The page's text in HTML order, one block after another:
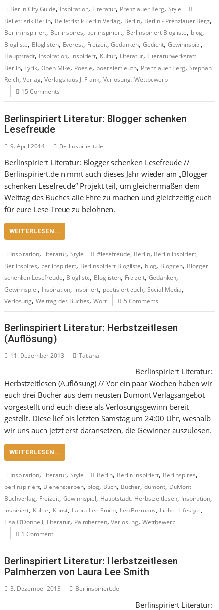
Berlin City Guide, Inspiration, Literatur, Prenzlauer Berg,Style
Belletristik Berlin, Belletristik Berlin Verlag, Berlin, Berlin - Prenzlauer Berg,
Berlin inspiriert, Berlinspires, berlinspiriert, Berlinspiriert Blogliste, blog,
Blogliste, Bloglisten, Everest, Freizeit,Gedanken,Gedicht,Gewinnspiel,
Hauptstadt, Inspiration, inspiriert, Kultur, Literatur, Literaturwerkstatt
Berlin, Lyrik,Open Mike, Poesie, poetisiert euch, Prenzlauer Berg,Stephan
Reich,Verlag,Verlagshaus J. Frank,Verlosung,Wettbewerb
15 Comments
Berlinspiriert Literatur: Blogger schenken
Lesefreude
9. April 2014 Berlinspiriert.de
Berlinspiriert Literatur: Blogger schenken Lesefreude //
Berlinspiriert.de nimmt auch dieses Jahr wieder am „Blogger
schenken Lesefreude“ Projekt teil, um gleichermaßen dem
Welttag des Buches alle Ehre zu machen und gleichzeitig euch
für eure Lese-Treue zu belohnen.
WEITERLESEN...
Inspiration, Literatur,Style #lesefreude, Berlin, Berlin inspiriert,
Berlinspires, berlinspiriert, Berlinspiriert Blogliste, blog, Bloggen, Blogger
schenken Lesefreude, Blogliste, Bloglisten, Freizeit,Gedanken,
Gewinnspiel, Inspiration, inspiriert, poetisiert euch,Social Media,
Verlosung,Welttag des Buches,Wort 5 Comments
Berlinspiriert Literatur: Herbstzeitlesen
(Auflösung)
11. Dezember 2013 Tatjana
Berlinspiriert Literatur:
Herbstzeitlesen (Auflösung) // Vor ein paar Wochen haben wir
euch drei Bücher aus dem neusten Dumont Verlagsangebot
vorgestellt und euch diese als Verlosungsgewinn bereit
gestellt. Diese lief bis letzten Samstag um 24:00 Uhr, weshalb
wir uns auch jetzt erst daransetzen, die Gewinner auszulosen.
WEITERLESEN...
Inspiration, Literatur,Style Berlin, Berlin inspiriert, Berlinspires,
berlinspiriert, Bienensterben, blog, Buch, Bücher,dumont, DuMont
Buchverlag, Freizeit,Gewinnspiel, Hauptstadt, Herbstzeitlesen, Inspiration,
inspiriert, Kultur, Kunst, Laura Lee Smith, Leo Bormans, Liebe, Lifestyle,
Lisa O’Donnell, Literatur, Palmherzen,Verlosung,Wettbewerb
1 Comment
Berlinspiriert Literatur: Herbstzeitlesen –
Palmherzen von Laura Lee Smith
3. Dezember 2013 Berlinspiriert.de
Berlinspiriert Literatur: